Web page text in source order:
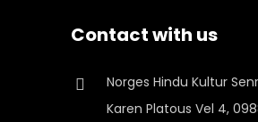
Contact with us
Norges Hindu Kultur
Karen Platous Vel 4,